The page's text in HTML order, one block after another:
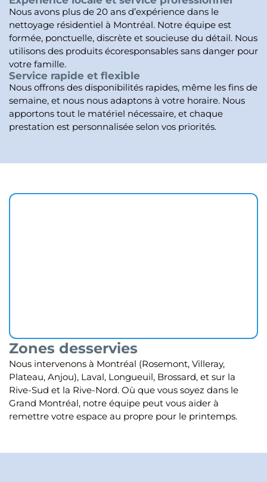
Nous avons plus de 20 ans d’expérience dans le
nettoyage résidentiel à Montréal. Notre équipe est
formée, ponctuelle, discrète et soucieuse du détail. Nous
utilisons des produits écoresponsables sans danger pour
votre famille.
Service rapide et flexible
Nous offrons des disponibilités rapides, même les fins de
semaine, et nous nous adaptons à votre horaire. Nous
apportons tout le matériel nécessaire, et chaque
prestation est personnalisée selon vos priorités.
Zones desservies
Nous intervenons à Montréal (Rosemont, Villeray,
Plateau, Anjou), Laval, Longueuil, Brossard, et sur la
Rive-Sud et la Rive-Nord. Où que vous soyez dans le
Grand Montréal, notre équipe peut vous aider à
remettre votre espace au propre pour le printemps.